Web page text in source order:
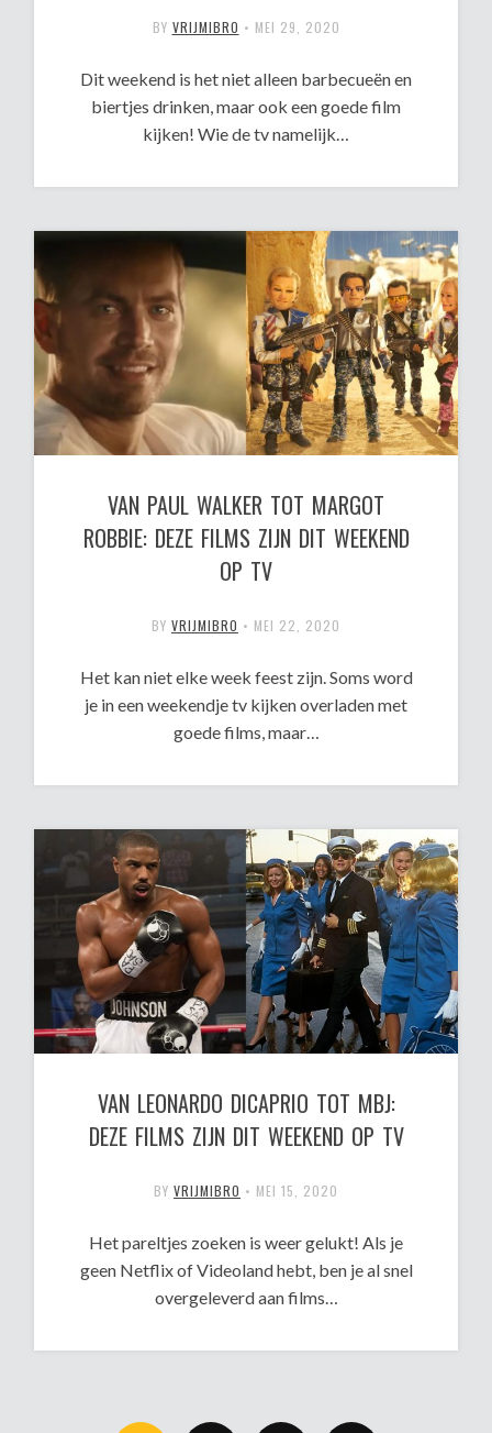
BY VRIJMIBRO • MEI 29, 2020
Dit weekend is het niet alleen barbecueën en
biertjes drinken, maar ook een goede film
kijken! Wie de tv namelijk…
VAN PAUL WALKER TOT MARGOT
ROBBIE: DEZE FILMS ZIJN DIT WEEKEND
OP TV
BY VRIJMIBRO • MEI 22, 2020
Het kan niet elke week feest zijn. Soms word
je in een weekendje tv kijken overladen met
goede films, maar…
VAN LEONARDO DICAPRIO TOT MBJ:
DEZE FILMS ZIJN DIT WEEKEND OP TV
BY VRIJMIBRO • MEI 15, 2020
Het pareltjes zoeken is weer gelukt! Als je
geen Netflix of Videoland hebt, ben je al snel
overgeleverd aan films…